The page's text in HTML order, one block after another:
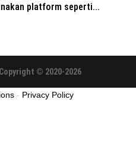
platform seperti...
© 2020-2026
- Privacy Policy